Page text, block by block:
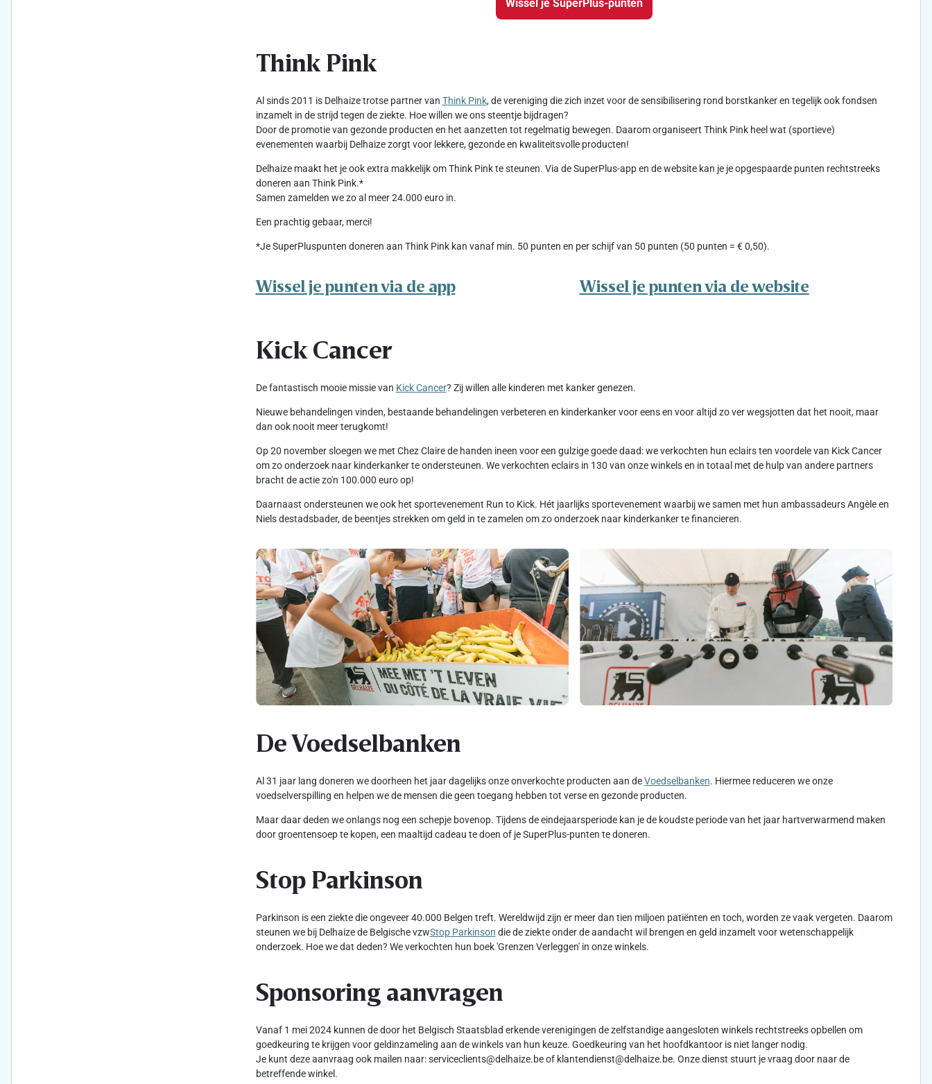
Wissel je SuperPlus-punten
Think Pink
Al sinds 2011 is Delhaize trotse partner van Think Pink, de vereniging die zich inzet voor de sensibilisering rond borstkanker en tegelijk ook fondsen
inzamelt in de strijd tegen de ziekte. Hoe willen we ons steentje bijdragen?
Door de promotie van gezonde producten en het aanzetten tot regelmatig bewegen. Daarom organiseert Think Pink heel wat (sportieve)
evenementen waarbij Delhaize zorgt voor lekkere, gezonde en kwaliteitsvolle producten!
Delhaize maakt het je ook extra makkelijk om Think Pink te steunen. Via de SuperPlus-app en de website kan je je opgespaarde punten rechtstreeks
doneren aan Think Pink.*
Samen zamelden we zo al meer 24.000 euro in.
Een prachtig gebaar, merci!
*Je SuperPluspunten doneren aan Think Pink kan vanaf min. 50 punten en per schijf van 50 punten (50 punten = € 0,50).
Wissel je punten via de app Wissel je punten via de website
Kick Cancer
De fantastisch mooie missie van Kick Cancer? Zij willen alle kinderen met kanker genezen.
Nieuwe behandelingen vinden, bestaande behandelingen verbeteren en kinderkanker voor eens en voor altijd zo ver wegsjotten dat het nooit, maar
dan ook nooit meer terugkomt!
Op 20 november sloegen we met Chez Claire de handen ineen voor een gulzige goede daad: we verkochten hun eclairs ten voordele van Kick Cancer
om zo onderzoek naar kinderkanker te ondersteunen. We verkochten eclairs in 130 van onze winkels en in totaal met de hulp van andere partners
bracht de actie zo'n 100.000 euro op!
Daarnaast ondersteunen we ook het sportevenement Run to Kick. Hét jaarlijks sportevenement waarbij we samen met hun ambassadeurs Angèle en
Niels destadsbader, de beentjes strekken om geld in te zamelen om zo onderzoek naar kinderkanker te financieren.
De Voedselbanken
Al 31 jaar lang doneren we doorheen het jaar dagelijks onze onverkochte producten aan deVoedselbanken. Hiermee reduceren we onze
voedselverspilling en helpen we de mensen die geen toegang hebben tot verse en gezonde producten.
Maar daar deden we onlangs nog een schepje bovenop. Tijdens de eindejaarsperiode kan je de koudste periode van het jaar hartverwarmend maken
door groentensoep te kopen, een maaltijd cadeau te doen of je SuperPlus-punten te doneren.
Stop Parkinson
Parkinson is een ziekte die ongeveer 40.000 Belgen treft. Wereldwijd zijn er meer dan tien miljoen patiënten en toch, worden ze vaak vergeten. Daarom
steunen we bij Delhaize de Belgische vzwStop Parkinson die de ziekte onder de aandacht wil brengen en geld inzamelt voor wetenschappelijk
onderzoek. Hoe we dat deden? We verkochten hun boek 'Grenzen Verleggen' in onze winkels.
Sponsoring aanvragen
Vanaf 1 mei 2024 kunnen de door het Belgisch Staatsblad erkende verenigingen de zelfstandige aangesloten winkels rechtstreeks opbellen om
goedkeuring te krijgen voor geldinzameling aan de winkels van hun keuze. Goedkeuring van het hoofdkantoor is niet langer nodig.
Je kunt deze aanvraag ook mailen naar: serviceclients@delhaize.be of klantendienst@delhaize.be. Onze dienst stuurt je vraag door naar de
betreffende winkel.